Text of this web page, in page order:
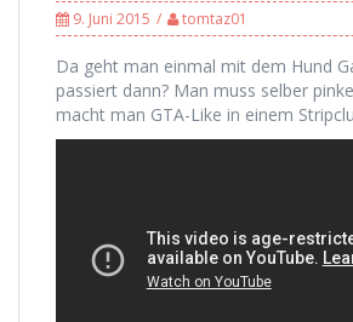
9. Juni 2015 tomtaz01
Da geht man einmal mit dem Hund
passiert dann? Man muss selber
macht man GTA-Like in einem